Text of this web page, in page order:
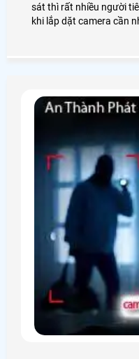
sát thì rất nhiều người
khi lắp dặt camera cần